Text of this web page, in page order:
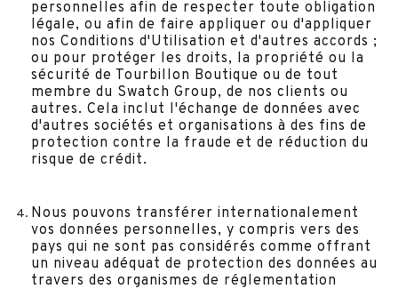
personnelles afin de respecter toute obligation
légale, ou afin de faire appliquer ou d'appliquer
nos Conditions d'Utilisation et d'autres accords ;
ou pour protéger les droits, la propriété ou la
sécurité de Tourbillon Boutique ou de tout
membre du Swatch Group, de nos clients ou
autres. Cela inclut l'échange de données avec
d'autres sociétés et organisations à des fins de
protection contre la fraude et de réduction du
risque de crédit.
Nous pouvons transférer internationalement
vos données personnelles, y compris vers des
pays qui ne sont pas considérés comme offrant
un niveau adéquat de protection des données au
travers des organismes de réglementation